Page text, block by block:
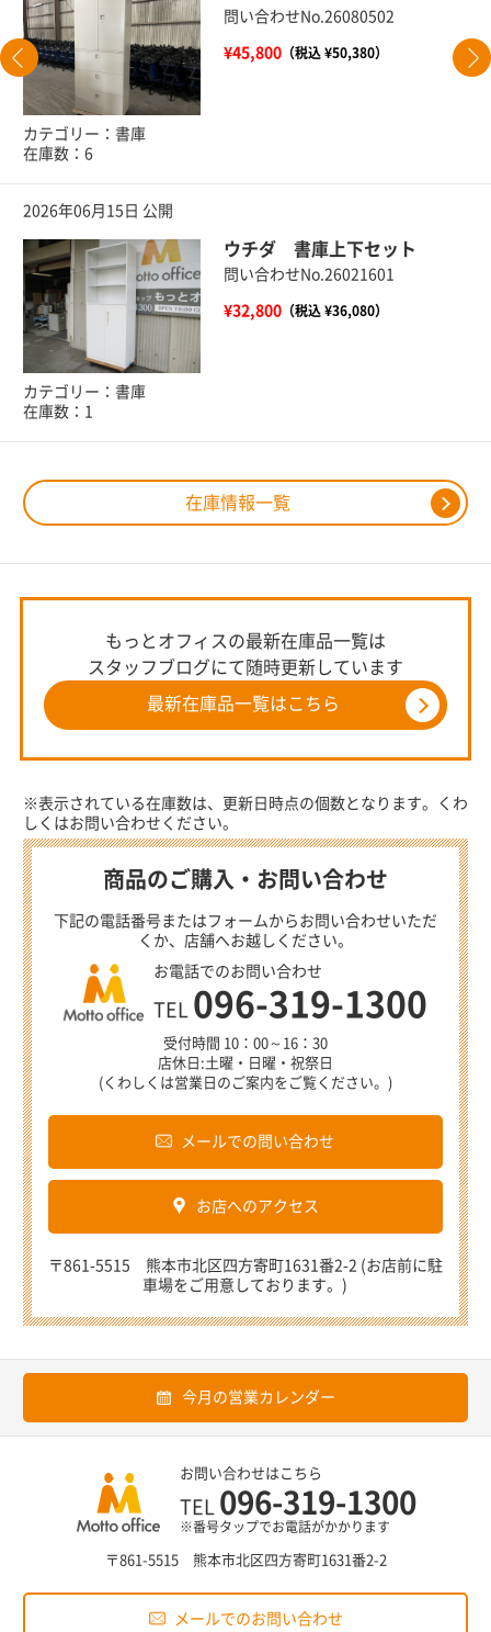
在庫情報一覧
問い合わせNo.26080502
¥45,800（税込 ¥50,380）
カテゴリー：書庫
在庫数：6
2026年06月15日 公開
ウチダ 書庫上下セット
問い合わせNo.26021601
¥32,800（税込 ¥36,080）
カテゴリー：書庫
在庫数：1
もっとオフィスの最新在庫品一覧は
スタッフブログにて随時更新しています
最新在庫品一覧はこちら
※表示されている在庫数は、更新日時点の個数となります。くわ
しくはお問い合わせください。
商品のご購入・お問い合わせ
下記の電話番号またはフォームからお問い合わせいただ
くか、店舗へお越しください。
お電話でのお問い合わせ
TEL 096-319-1300
受付時間 10：00～16：30
店休日:土曜・日曜・祝祭日
(くわしくは営業日のご案内をご覧ください。)
メールでの問い合わせ
お店へのアクセス
〒861-5515 熊本市北区四方寄町1631番2-2 (お店前に駐
車場をご用意しております。)
今月の営業カレンダー
お問い合わせはこちら
TEL 096-319-1300
※番号タップでお電話がかかります
〒861-5515 熊本市北区四方寄町1631番2-2
メールでのお問い合わせ